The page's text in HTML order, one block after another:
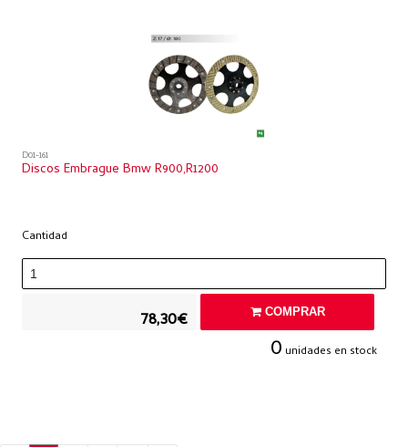
D01-161
Discos Embrague Bmw R900,r1200
Cantidad
78,30€ COMPRAR
0 unidades en stock